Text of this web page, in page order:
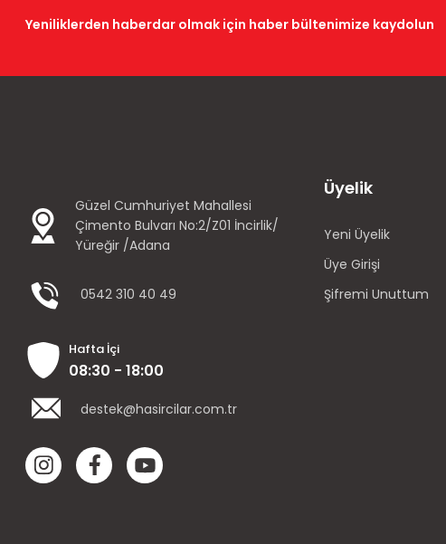
Yeniliklerden haberdar olmak için haber bültenimize kaydolun
Güzel Cumhuriyet Mahallesi
Çimento Bulvarı No:2/Z01 İncirlik/
Yüreğir /Adana
0542 310 40 49
Hafta İçi
08:30 - 18:00
destek@hasircilar.com.tr
Üyelik
Yeni Üyelik
Üye Girişi
Şifremi Unuttum